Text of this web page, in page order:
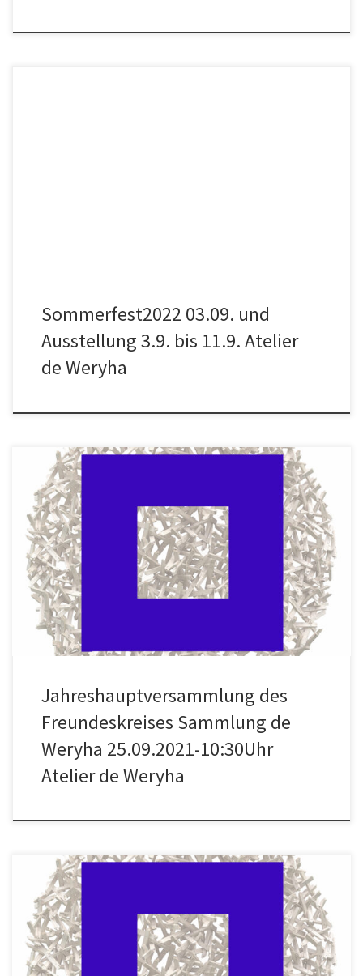
Sommerfest2022 03.09. und
Ausstellung 3.9. bis 11.9. Atelier
de Weryha
Liebe Mitglieder des Freundeskreises, hiermit laden wir Euch ein
zur Jahreshauptversammlung des Freundeskreises Sammlung de
Weryha. Sie findet statt am Sonnabend, den 25. September
2021 um 10.30 Uhr in Jans Atelierhaus am Reinbeker Redder 81,
21031 Hamburg. Nach dem fast totalen Lockdown vom Oktober
[…]
Jahreshauptversammlung des
Freundeskreises Sammlung de
Weryha 25.09.2021-10:30Uhr
Atelier de Weryha
Der Freundeskreis Sammlung de Weryha e.V. lädt Sie herzlich ein
zur Eröffnung der Atelierausstellung der Werke von Jan de Weryha
und der Ausstellung „Das Polnische Plakat“ ab 22. August 2021 – 14